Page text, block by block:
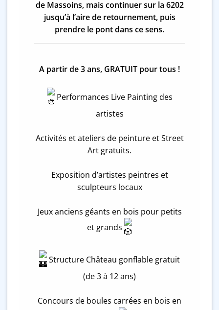
de Massoins, mais continuer sur la 6202
jusqu’à l’aire de retournement, puis
prendre le pont dans ce sens.
A partir de 3 ans, GRATUIT pour tous !
Performances Live Painting des
artistes
Activités et ateliers de peinture et Street
Art gratuits.
Exposition d’artistes peintres et
sculpteurs locaux
Jeux anciens géants en bois pour petits
et grands
Structure Château gonflable gratuit
(de 3 à 12 ans)
Concours de boules carrées en bois en